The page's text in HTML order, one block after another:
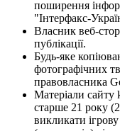
поширення
"Інтерфакс-
Власник веб-
публікації.
Будь-яке
фотографічних
правовласника
Матеріали сайту
старше 21 року
викликати